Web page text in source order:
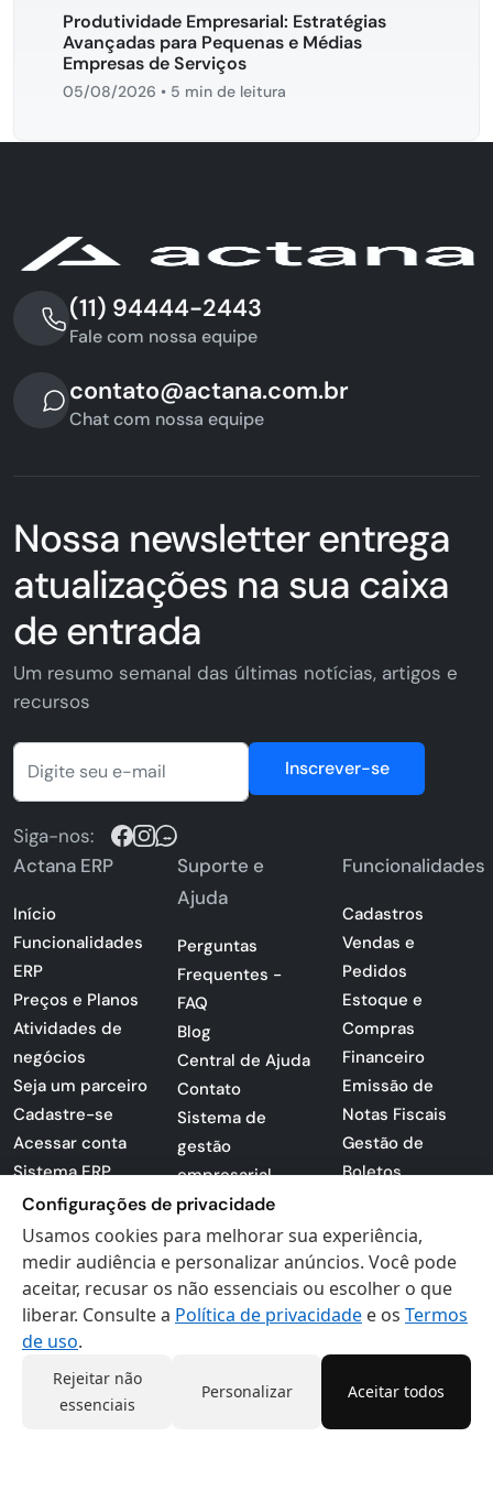
Produtividade Empresarial: Estratégias
Avançadas para Pequenas e Médias
Empresas de Serviços
05/08/2026 • 5 min de leitura
(11) 94444-2443
Fale com nossa equipe
contato@actana.com.br
Chat com nossa equipe
Nossa newsletter entrega
atualizações na sua caixa
de entrada
Um resumo semanal das últimas notícias, artigos e
recursos
Inscrever-se
Siga-nos:
Actana ERP
Início
Funcionalidades
ERP
Preços e Planos
Atividades de
negócios
Seja um parceiro
Cadastre-se
Acessar conta
Sistema ERP
Apresentação
PDF
Loja -
Certificados
Digitais
Suporte e
Ajuda
Perguntas
Frequentes -
FAQ
Blog
Central de Ajuda
Contato
Sistema de
gestão
empresarial
Sistema para
lojas
Preferências de
cookies
Politica de
Funcionalidades
Cadastros
Vendas e
Pedidos
Estoque e
Compras
Financeiro
Emissão de
Notas Fiscais
Gestão de
Boletos
Configurações de privacidade
Usamos cookies para melhorar sua experiência,
medir audiência e personalizar anúncios. Você pode
aceitar, recusar os não essenciais ou escolher o que
liberar. Consulte a Política de privacidade e os Termos
de uso.
Rejeitar não
essenciais
Personalizar Aceitar todos